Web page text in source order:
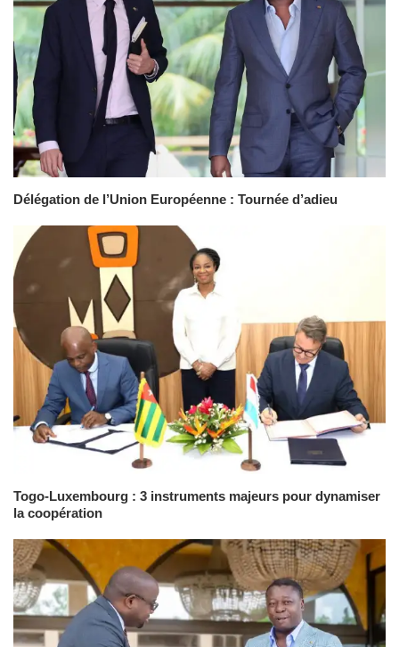
Délégation de l’Union Européenne : Tournée d’adieu
Togo-Luxembourg : 3 instruments majeurs pour dynamiser
la coopération